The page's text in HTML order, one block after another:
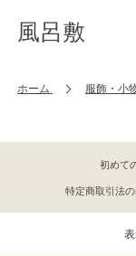
風呂敷
ホーム 服飾・小
初めて
特定商取引法